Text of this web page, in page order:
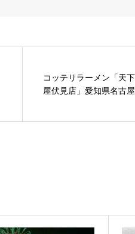
コッテリラーメン「天
屋伏見店」愛知県名古